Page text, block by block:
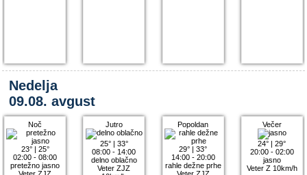
Nedelja
09.08. avgust
Noč
23°| 25°
02:00 - 08:00
pretežno jasno
Jutro
25°| 33°
08:00 - 14:00
delno oblačno
Veter ZJZ
Popoldan
29° |33°
14:00 - 20:00
rahle dežne prhe
Večer
24° |29°
20:00 - 02:00
jasno
Veter Z 10km/h